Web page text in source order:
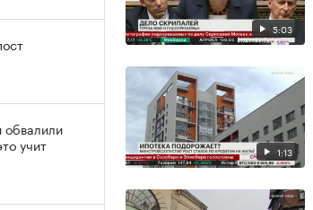
5:03
1:13
обвалили
учит